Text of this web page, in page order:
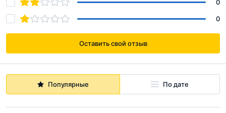
Оставить свой отзыв
Популярные По дате
0
0